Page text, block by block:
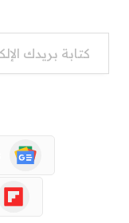
كتابة بريدك الإلكتروني...